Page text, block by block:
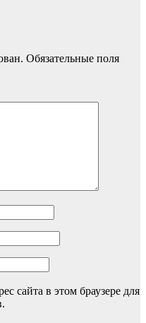
Обязательные поля
сайта в этом браузере для